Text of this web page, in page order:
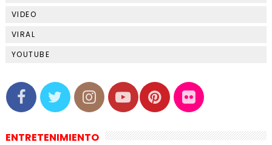
VIDEO
VIRAL
YOUTUBE
ENTRETENIMIENTO